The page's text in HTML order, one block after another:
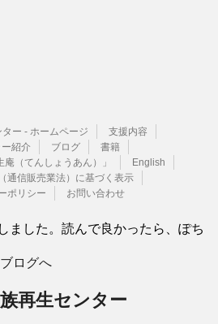
ー - ホームページ
支援内容
紹介
ブログ
書籍
（てんしょうあん）」
English
通信販売業法）に基づく表示
ポリシー
お問い合わせ
ました。読んで良かったら、ぽち
再生センター